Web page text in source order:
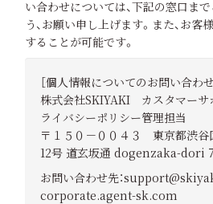
い合わせについては、下記の窓口ま
う、お願い申し上げます。また、お
することが可能です。
［個人情報についてのお問い合わせ
株式会社SKIYAKI カスタマー
ライバシーポリシー管理担当
〒１５０－００４３ 東京都渋谷
12号 道玄坂通 dogenzaka-dori
お問い合わせ先：
corporate.agent-sk.com